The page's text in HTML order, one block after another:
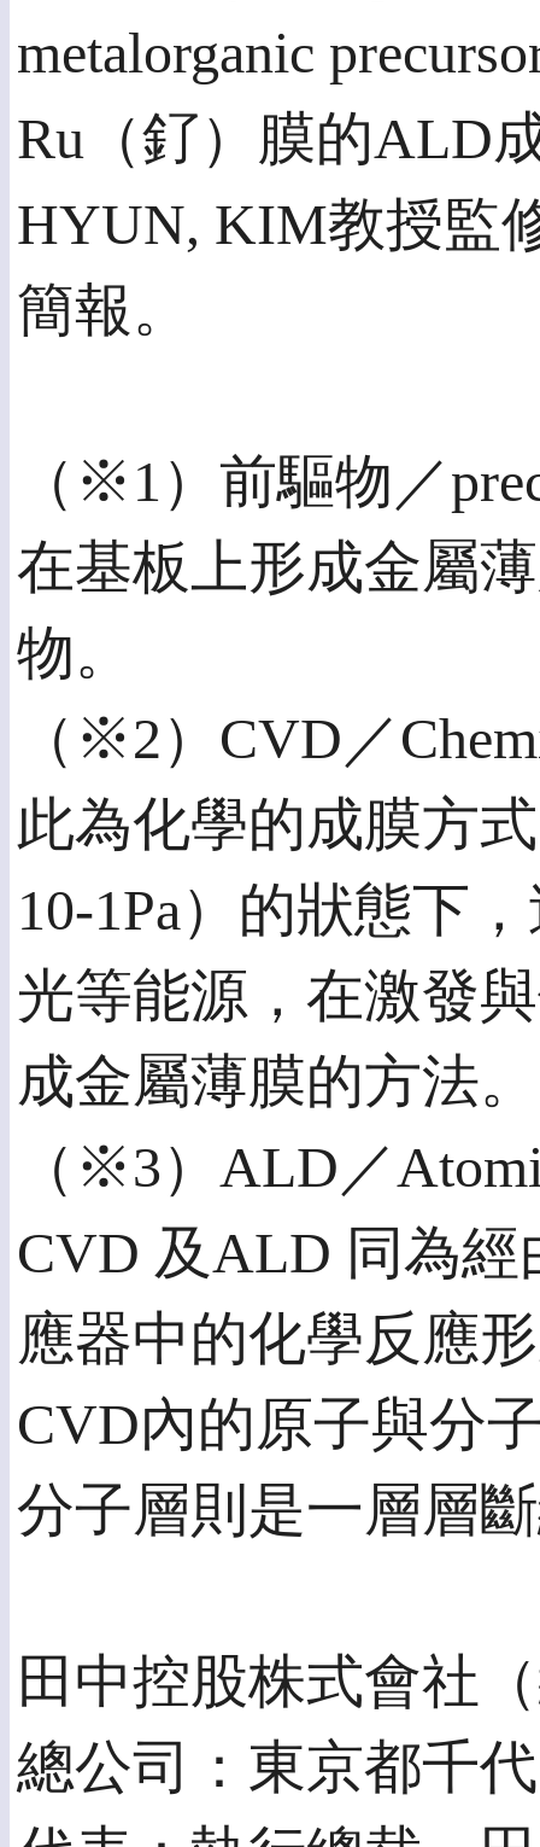
metalorganic
Ru（釕）膜的ALD
HYUN, KIM教授監
簡報。
（※1）前驅物／
在基板上形成金屬
物。
（※2）CVD／
此為化學的成膜方
10-1Pa）的狀態下
光等能源，在激發
成金屬薄膜的方法。
（※3）ALD／
CVD 及ALD 同為
應器中的化學反應
CVD內的原子與分
分子層則是一層層
田中控股株式會社
總公司：東京都千